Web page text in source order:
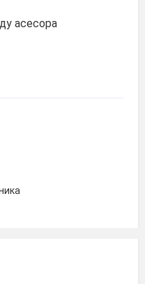
асесора